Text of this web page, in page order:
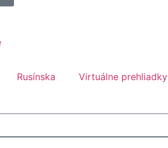
Rusínska Virtuálne prehliadky